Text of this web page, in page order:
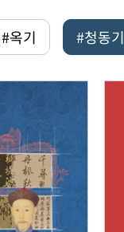
#옥기 #청동기